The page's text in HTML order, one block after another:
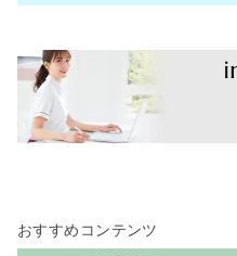
おすすめコンテンツ